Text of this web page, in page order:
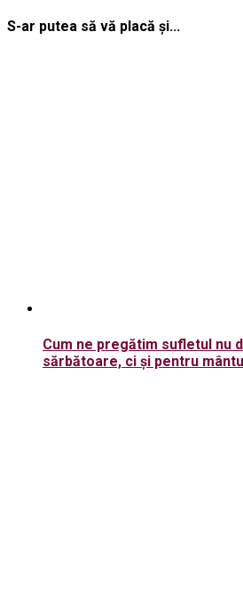
S-ar putea să vă placă și...
Cum ne pregătim sufletul nu
sărbătoare, ci și pentru